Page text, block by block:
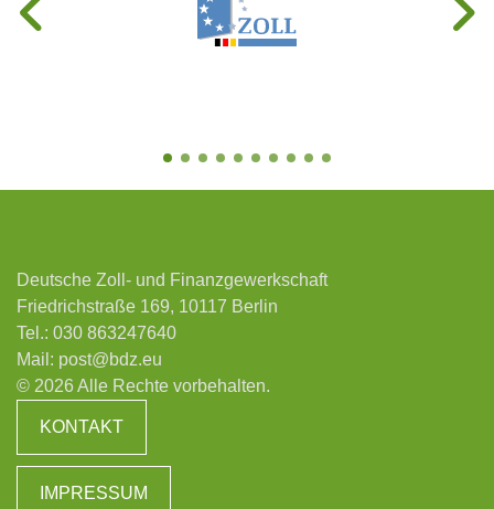
Deutsche Zoll- und Finanzgewerkschaft
Friedrichstraße 169, 10117 Berlin
Tel.: 030 863247640
Mail: post@bdz.eu
© 2026 Alle Rechte vorbehalten.
KONTAKT
IMPRESSUM